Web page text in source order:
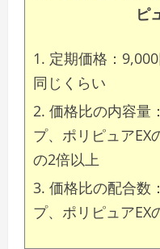
ピ
定期価格：
同じくらい
価格比の内容量
プ、ポリピュアEX
の2倍以上
価格比の配合数
プ、ポリピュアEX